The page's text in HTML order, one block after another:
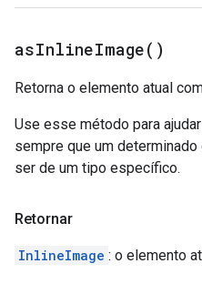
asInlineImage( )
Retorna o elemento atual
Use esse método para
sempre que um
ser de um tipo específico.
Retornar
InlineImage : o elemento